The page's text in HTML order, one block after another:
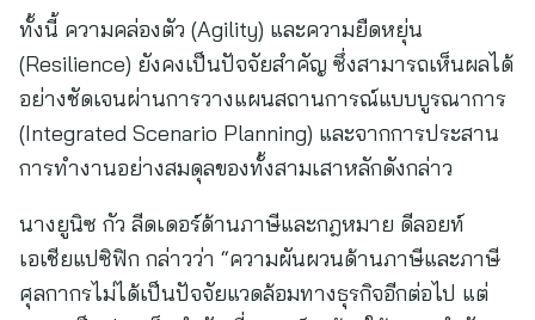
ทั้งนี้ ความคล่องตัว (Agility) และความยืดหยุ่น
(Resilience) ยังคงเป็นปัจจัยสำคัญ ซึ่งสามารถเห็นผลได้
อย่างชัดเจนผ่านการวางแผนสถานการณ์แบบบูรณาการ
(Integrated Scenario Planning) และจากการประสาน
การทำงานอย่างสมดุลของทั้งสามเสาหลักดังกล่าว
นางยูนิซ กัว ลีดเดอร์ด้านภาษีและกฎหมาย ดีลอยท์
เอเชียแปซิฟิก กล่าวว่า “ความผันผวนด้านภาษีและภาษี
ศุลกากรไม่ได้เป็นปัจจัยแวดล้อมทางธุรกิจอีกต่อไป แต่